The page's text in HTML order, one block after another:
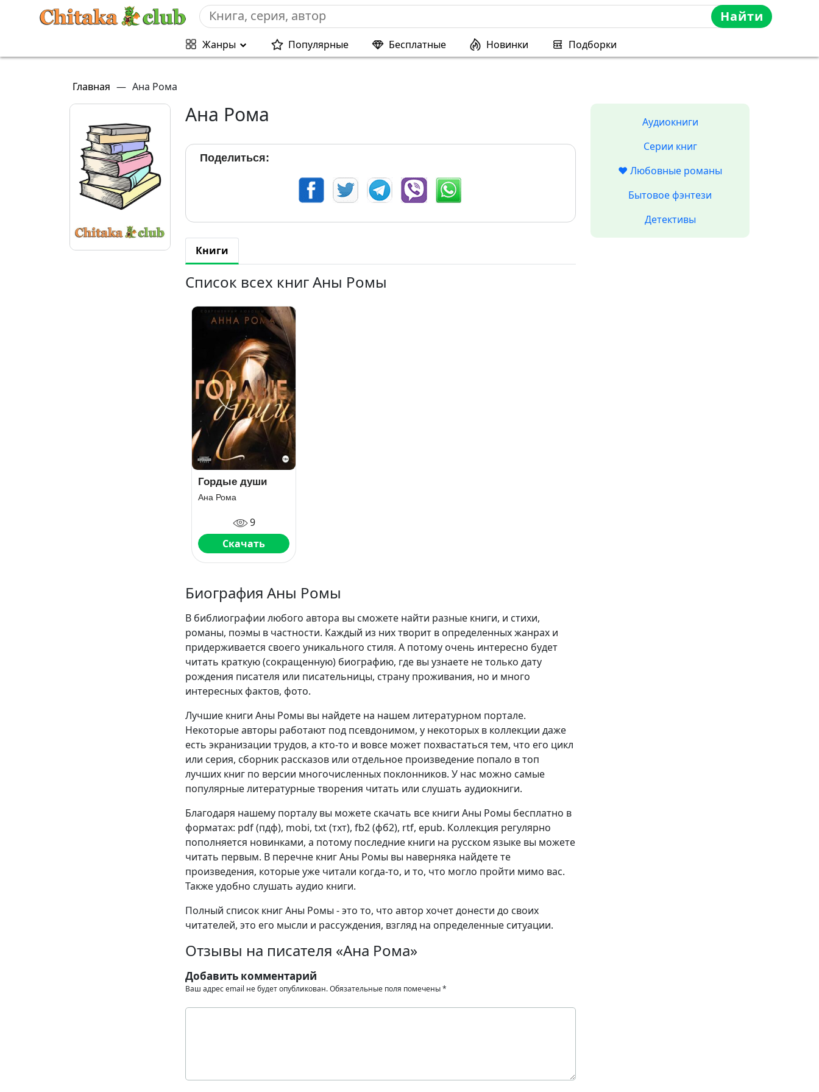
Найти
Жанры Популярные Бесплатные Новинки Подборки
Главная — Ана Рома
Ана Рома
Поделиться:
Книги
Список всех книг Аны Ромы
Гордые души
Ана Рома
9
Скачать
Биография Аны Ромы
В библиографии любого автора вы сможете найти разные книги, и стихи,
романы, поэмы в частности. Каждый из них творит в определенных жанрах и
придерживается своего уникального стиля. А потому очень интересно будет
читать краткую (сокращенную) биографию, где вы узнаете не только дату
рождения писателя или писательницы, страну проживания, но и много
интересных фактов, фото.
Лучшие книги Аны Ромы вы найдете на нашем литературном портале.
Некоторые авторы работают под псевдонимом, у некоторых в коллекции даже
есть экранизации трудов, а кто-то и вовсе может похвастаться тем, что его цикл
или серия, сборник рассказов или отдельное произведение попало в топ
лучших книг по версии многочисленных поклонников. У нас можно самые
популярные литературные творения читать или слушать аудиокниги.
Благодаря нашему порталу вы можете скачать все книги Аны Ромы бесплатно в
форматах: pdf (пдф), mobi, txt (тхт), fb2 (фб2), rtf, epub. Коллекция регулярно
пополняется новинками, а потому последние книги на русском языке вы можете
читать первым. В перечне книг Аны Ромы вы наверняка найдете те
произведения, которые уже читали когда-то, и то, что могло пройти мимо вас.
Также удобно слушать аудио книги.
Полный список книг Аны Ромы - это то, что автор хочет донести до своих
читателей, это его мысли и рассуждения, взгляд на определенные ситуации.
Отзывы на писателя «Ана Рома»
Добавить комментарий
Ваш адрес email не будет опубликован.Обязательные поля помечены*
Аудиокниги
Серии книг
❤️ Любовные романы
Бытовое фэнтези
Детективы